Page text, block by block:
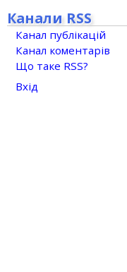
Канали RSS
Канал публікацій
Канал коментарів
Що таке RSS?
Вхід